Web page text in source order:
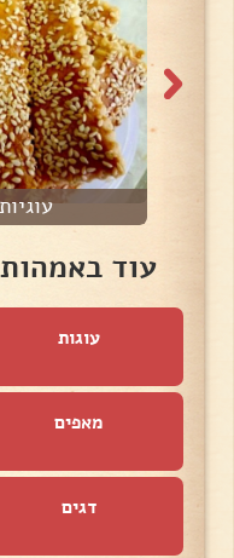
עוד
עוגות
מאפים
דגים